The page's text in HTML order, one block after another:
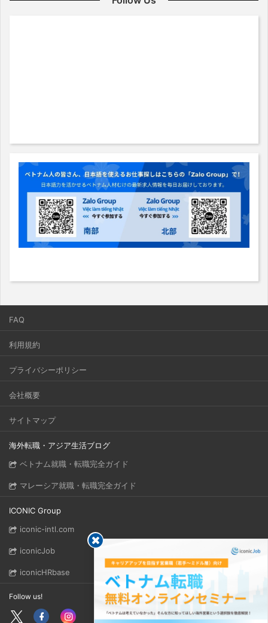
FAQ
利用規約
プライバシーポリシー
会社概要
サイトマップ
海外転職・アジア生活ブログ
ベトナム就職・転職完全ガイド
マレーシア就職・転職完全ガイド
ICONIC Group
iconic-intl.com
iconicJob
iconicHRbase
Follow us!